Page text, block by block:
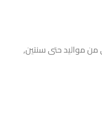
مواليد حتى سنتين,